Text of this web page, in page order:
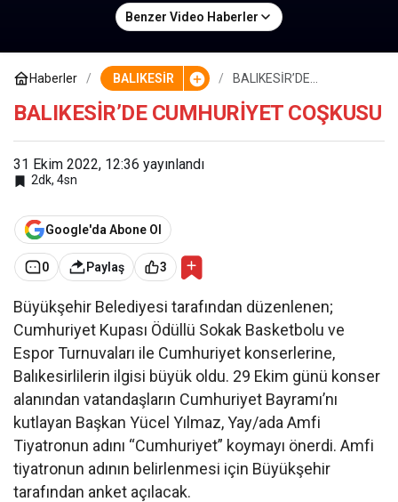
Benzer Video Haberler
Haberler BALIKESİR
BALIKESİR’DE
BALIKESİR’DE CUMHURİYET COŞKUSU
31 Ekim 2022, 12:36 yayınlandı
2dk, 4sn
Google'da Abone Ol
0 Paylaş 3
Büyükşehir Belediyesi tarafından düzenlenen;
Cumhuriyet Kupası Ödüllü Sokak Basketbolu ve
Espor Turnuvaları ile Cumhuriyet konserlerine,
Balıkesirlilerin ilgisi büyük oldu. 29 Ekim günü konser
alanından vatandaşların Cumhuriyet Bayramı’nı
kutlayan Başkan Yücel Yılmaz, Yay/ada Amfi
Tiyatronun adını “Cumhuriyet” koymayı önerdi. Amfi
tiyatronun adının belirlenmesi için Büyükşehir
tarafından anket açılacak.